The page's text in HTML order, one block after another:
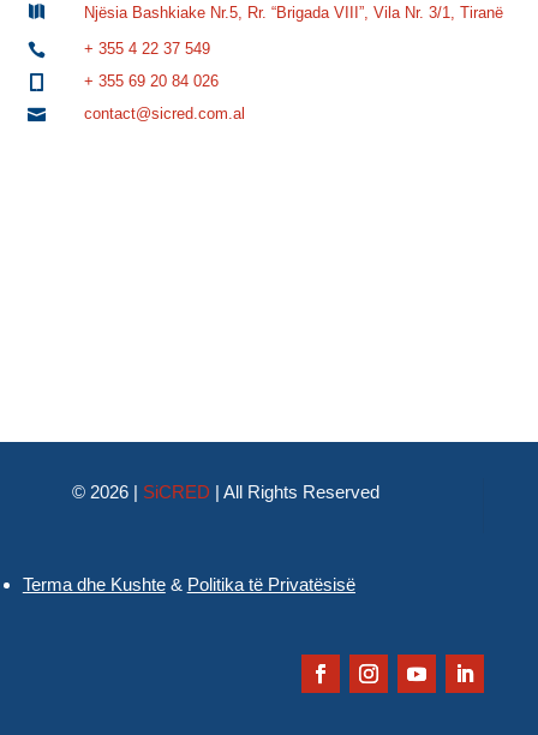
 Njësia Bashkiake Nr.5, Rr. “Brigada VIII”, Vila Nr. 3/1, Tiranë

+ 355 4 22 37 549

+ 355 69 20 84 026

contact@sicred.com.al
© 2026 | SiCRED | All Rights Reserved
Terma dhe Kushte& Politika të Privatësisë